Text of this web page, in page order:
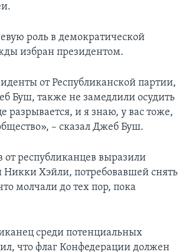
роль в демократической
избран президентом.
от Республиканской партии,
Буш, также не замедлили осудить
разрывается, и я знаю, у вас тоже,
– сказал Джеб Буш.
республиканцев выразили
Хэйли, потребовавшей снять
молчали до тех пор, пока
среди потенциальных
что флаг Конфедерации должен